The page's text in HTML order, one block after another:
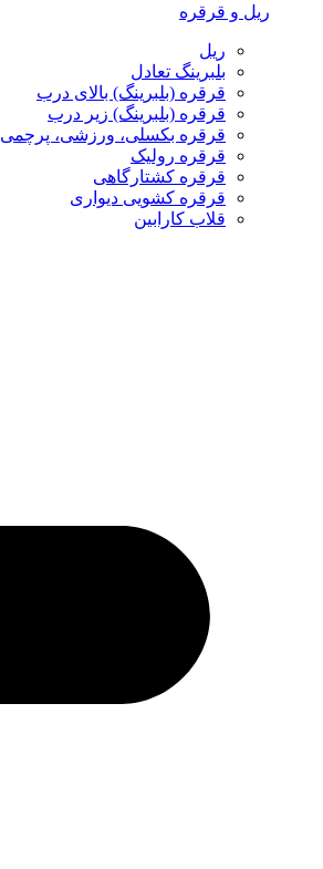
ریل و قرقره
ریل
بلبرینگ تعادل
قرقره (بلبرینگ) بالای درب
قرقره (بلبرینگ) زیر درب
قرقره بکسلی، ورزشی، پرچمی
قرقره رولیک
قرقره کشتارگاهی
قرقره کشویی دیواری
قلاب کارابین